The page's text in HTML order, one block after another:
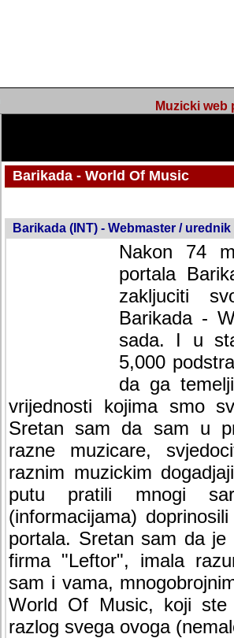
Muzicki web
Barikada - World Of Music
Barikada (INT) - Webmaster / urednik
Nakon 74
portala
zakljuciti
Barikada -
sada. I u
5,000
da ga
vrijednosti kojima smo
Sretan sam da sam u
muzicare, svjedociti
muzickim dogadjajima...
mnogi saradnici koji
doprinosili vrijednosti i
sam da je i moj web
imala razumijevanja za
mnogobrojnim
Music, koji ste ga
ovoga (nemalog) rada.